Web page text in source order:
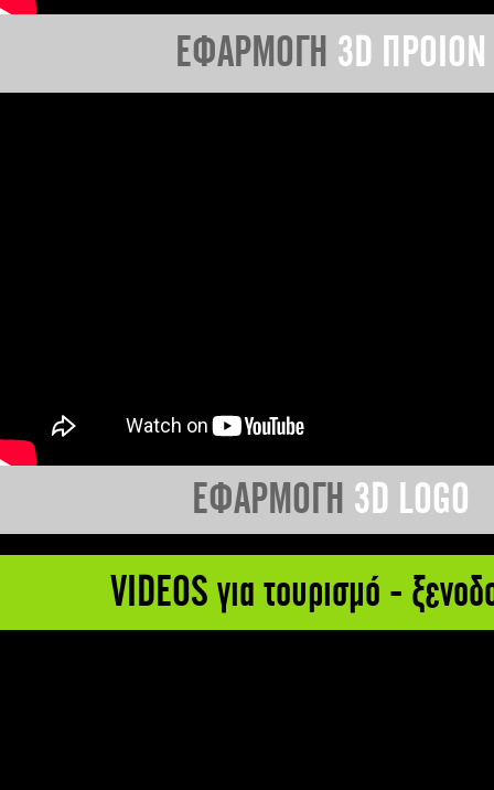
ΕΦΑΡΜΟΓΗ 3D ΠΡΟΙΟΝ
ΕΦΑΡΜΟΓΗ 3D LOGO
VIDEOS για τουρισμό -